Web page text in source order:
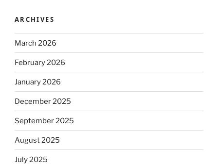
ARCHIVES
March 2026
February 2026
January 2026
December 2025
September 2025
August 2025
July 2025